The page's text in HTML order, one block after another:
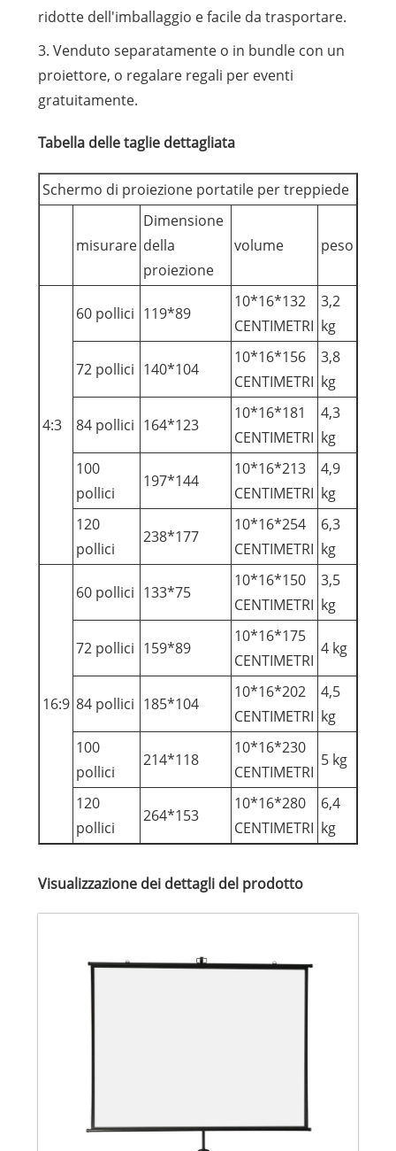
ridotte dell'imballaggio e facile da trasportare.
3. Venduto separatamente o in bundle con un
proiettore, o regalare regali per eventi
gratuitamente.
Tabella delle taglie dettagliata
Schermo di proiezione portatile per treppiede
misurare
Dimensione
della
proiezione
volume peso
4:3
60 pollici 119*89
10*16*132
CENTIMETRI
3,2
kg
72 pollici 140*104
10*16*156
CENTIMETRI
3,8
kg
84 pollici 164*123
10*16*181
CENTIMETRI
4,3
kg
100
pollici
197*144
10*16*213
CENTIMETRI
4,9
kg
120
pollici
238*177
10*16*254
CENTIMETRI
6,3
kg
16:9
60 pollici 133*75
10*16*150
CENTIMETRI
3,5
kg
72 pollici 159*89
10*16*175
CENTIMETRI
4 kg
84 pollici 185*104
10*16*202
CENTIMETRI
4,5
kg
100
pollici
214*118
10*16*230
CENTIMETRI
5 kg
120
pollici
264*153
10*16*280
CENTIMETRI
6,4
kg
Visualizzazione dei dettagli del prodotto